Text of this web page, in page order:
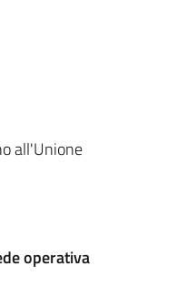
all'Unione
operativa